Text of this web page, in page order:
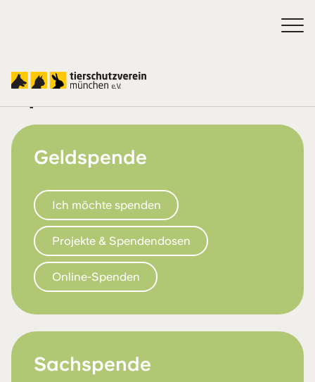
Spenden
Geldspende
Ich möchte spenden
Projekte & Spendendosen
Online-Spenden
Sachspende